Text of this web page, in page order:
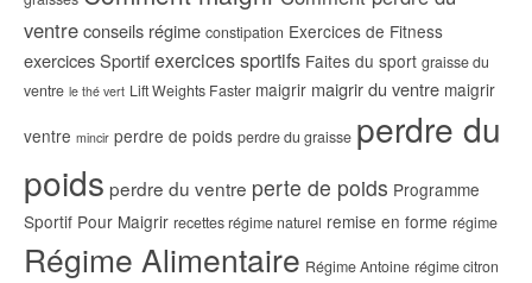
ventreconseils régime constipation Exercices de Fitness
exercices Sportifexercices sportifs Faites du sport graisse du
ventre le thé vert Lift Weights Faster maigrir maigrir du ventre maigrir
ventre mincir perdre de poids perdre du graisse perdre du
poids perdre du ventre perte de poids Programme
Sportif Pour Maigrir recettes régime naturel remise en forme régime
Régime Alimentaire Régime Antoine régime citron